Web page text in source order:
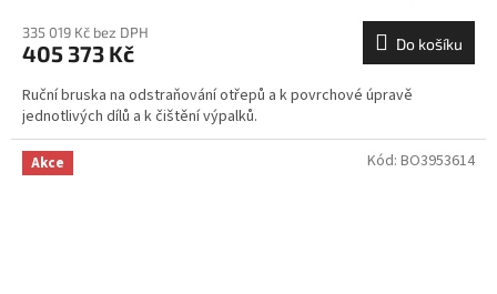
335 019 Kč bez DPH
405 373 Kč Do košíku
Ruční bruska na odstraňování otřepů a k povrchové úpravě
jednotlivých dílů a k čištění výpalků.
Akce Kód: BO3953614